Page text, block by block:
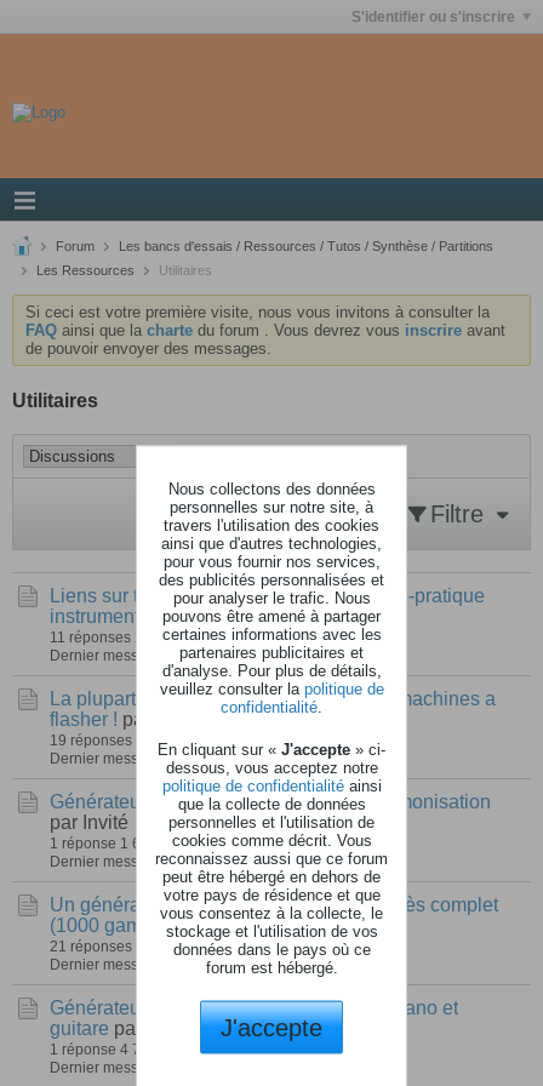
S'identifier ou s'inscrire
Forum
Les bancs d'essais / Ressources / Tutos / Synthèse / Partitions
Les Ressources
Utilitaires
Si ceci est votre première visite, nous vous invitons à consulter la
FAQ ainsi que la charte du forum . Vous devrez vous inscrire avant
de pouvoir envoyer des messages.
Utilitaires
Filtre
Liens sur théorie musicale-lecture-solfège-pratique
instrumentale, etc. par Invité
11 réponses 245 vues 0 réactions
Dernier message
03 janvier 2020, 17h35
La plupart des firmwares des anciennes machines a
flasher ! par captain.cookie
19 réponses 383 vues
Dernier message 09 octobre 2019, 13h47
Générateurs d'accords et gammes et harmonisation
par Invité
1 réponse 1 646 vues 0 réactions
Dernier message 08 octobre 2018, 12h27
Un générateur de gammes et de modes très complet
(1000 gammes) par Invité
21 réponses 17 191 vues 0 réactions
Dernier message
07 décembre 2017, 17h35
Générateurs d'accords & gammes pour piano et
guitare par Invité
1 réponse 4 728 vues
0 réactions
Dernier message
Nous collectons des données
personnelles sur notre site, à
travers l'utilisation des cookies
ainsi que d'autres technologies,
pour vous fournir nos services,
des publicités personnalisées et
pour analyser le trafic. Nous
pouvons être amené à partager
certaines informations avec les
partenaires publicitaires et
d'analyse. Pour plus de détails,
veuillez consulter la politique de
confidentialité
En cliquant sur « J'accepte » ci-
dessous, vous acceptez notre
politique de confidentialitéainsi
que la collecte de données
personnelles et l'utilisation de
cookies comme décrit. Vous
reconnaissez aussi que ce forum
peut être hébergé en dehors de
votre pays de résidence et que
vous consentez à la collecte, le
stockage et l'utilisation de vos
données dans le pays où ce
forum est hébergé.
J'accepte